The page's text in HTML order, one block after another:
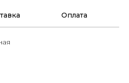
Оплата